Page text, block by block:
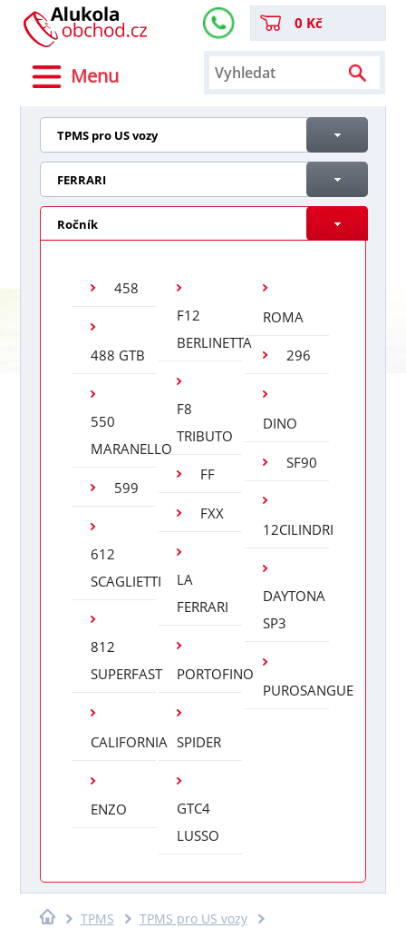
Menu
0 Kč
TPMS pro US vozy
FERRARI
Ročník
458
488 GTB
550
MARANELLO
599
612
SCAGLIETTI
812
SUPERFAST
CALIFORNIA
ENZO
F12
BERLINETTA
F8
TRIBUTO
FF
FXX
LA
FERRARI
PORTOFINO
SPIDER
GTC4
LUSSO
ROMA
296
DINO
SF90
12CILINDRI
DAYTONA
SP3
PUROSANGUE
TPMS TPMS pro US vozy